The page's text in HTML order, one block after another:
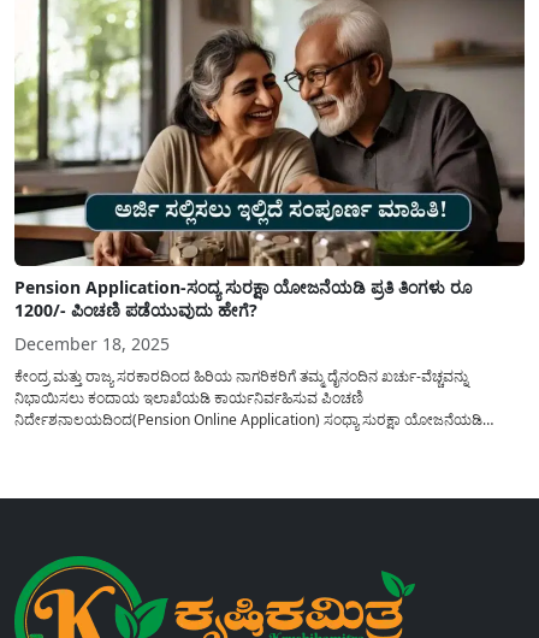
Pension Application-ಸಂದ್ಯ ಸುರಕ್ಷಾ ಯೋಜನೆಯಡಿ ಪ್ರತಿ ತಿಂಗಳು ರೂ
1200/- ಪಿಂಚಣಿ ಪಡೆಯುವುದು ಹೇಗೆ?
December 18, 2025
ಕೇಂದ್ರ ಮತ್ತು ರಾಜ್ಯ ಸರಕಾರದಿಂದ ಹಿರಿಯ ನಾಗರಿಕರಿಗೆ ತಮ್ಮ ದೈನಂದಿನ ಖರ್ಚು-ವೆಚ್ಚವನ್ನು
ನಿಭಾಯಿಸಲು ಕಂದಾಯ ಇಲಾಖೆಯಡಿ ಕಾರ್ಯನಿರ್ವಹಿಸುವ ಪಿಂಚಣಿ
ನಿರ್ದೇಶನಾಲಯದಿಂದ(Pension Online Application) ಸಂಧ್ಯಾ ಸುರಕ್ಷಾ ಯೋಜನೆಯಡಿ